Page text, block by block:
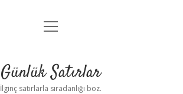
Anasayfa
Yasal Uyarı
menüyü
Günlük Satırlar
İlginç satırlarla sıradanlığı boz.